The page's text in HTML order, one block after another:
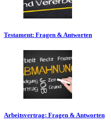
Testament: Fragen & Antworten
Arbeitsvertrag: Fragen & Antworten